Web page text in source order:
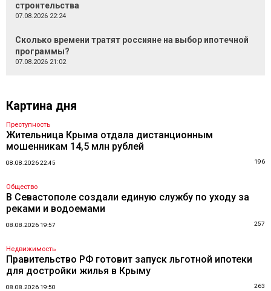
строительства
07.08.2026 22:24
Сколько времени тратят россияне на выбор ипотечной
программы?
07.08.2026 21:02
Картина дня
Преступность
Жительница Крыма отдала дистанционным
мошенникам 14,5 млн рублей
08.08.2026 22:45 196
Общество
В Севастополе создали единую службу по уходу за
реками и водоемами
08.08.2026 19:57 257
Недвижимость
Правительство РФ готовит запуск льготной ипотеки
для достройки жилья в Крыму
08.08.2026 19:50 263